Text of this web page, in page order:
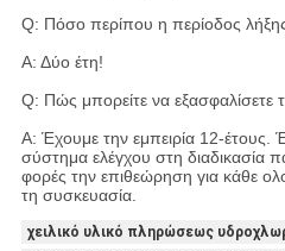
Q: Πόσο περίπου η περίοδος
Α: Δύο έτη!
Q: Πώς μπορείτε να εξασφαλίσετε
Α: Έχουμε την εμπειρία 12-έτους.
σύστημα ελέγχου στη διαδικασία
φορές την επιθεώρηση για κάθε
τη συσκευασία.
χειλικό υλικό πληρώσεως